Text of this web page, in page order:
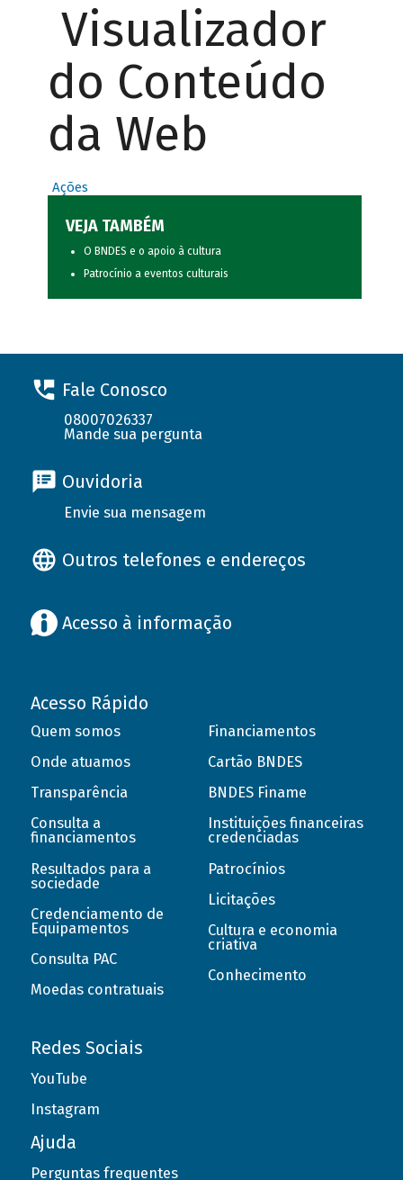
Visualizador
do Conteúdo
da Web
Ações
VEJA TAMBÉM
O BNDES e o apoio à cultura
Patrocínio a eventos culturais
Fale Conosco
08007026337
Mande sua pergunta
Ouvidoria
Envie sua mensagem
Outros telefones e endereços
Acesso à informação
Acesso Rápido
Quem somos
Onde atuamos
Transparência
Consulta a
financiamentos
Resultados para a
sociedade
Credenciamento de
Equipamentos
Consulta PAC
Moedas contratuais
Financiamentos
Cartão BNDES
BNDES Finame
Instituições financeiras
credenciadas
Patrocínios
Licitações
Cultura e economia
criativa
Conhecimento
Redes Sociais
YouTube
Instagram
Ajuda
Perguntas frequentes